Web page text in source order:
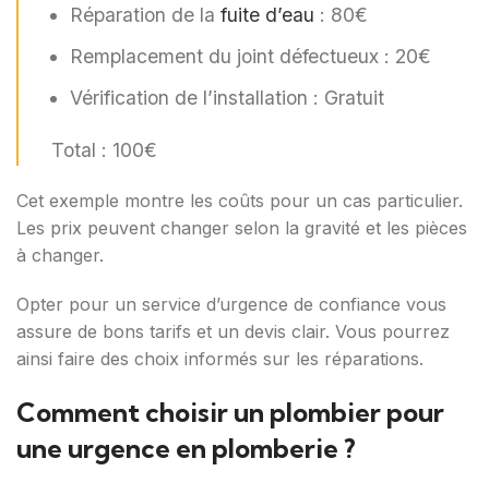
Réparation de la fuite d’eau : 80€
Remplacement du joint défectueux : 20€
Vérification de l’installation : Gratuit
Total : 100€
Cet exemple montre les coûts pour un cas particulier.
Les prix peuvent changer selon la gravité et les pièces
à changer.
Opter pour un service d’urgence de confiance vous
assure de bons tarifs et un devis clair. Vous pourrez
ainsi faire des choix informés sur les réparations.
Comment choisir un plombier pour
une urgence en plomberie ?